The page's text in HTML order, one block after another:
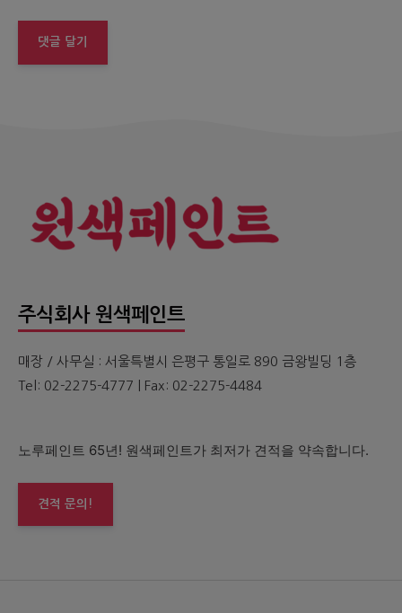
주식회사 원색페인트
매장 / 사무실 : 서울특별시 은평구 통일로 890 금왕빌딩 1층
Tel: 02-2275-4777 | Fax: 02-2275-4484
노루페인트 65년! 원색페인트가 최저가 견적을 약속합니다.
견적 문의!